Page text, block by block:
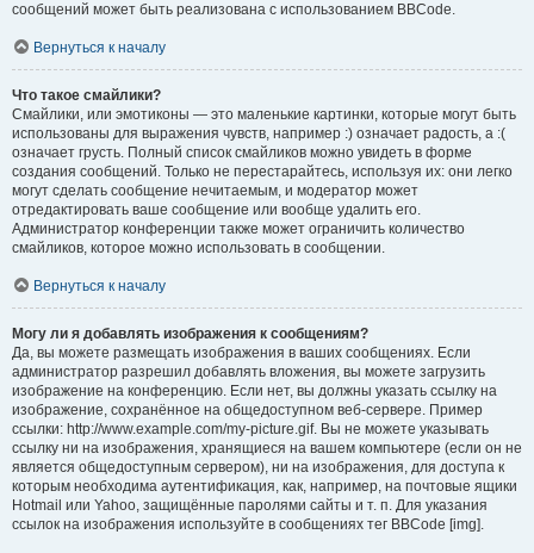
сообщений может быть реализована с использованием BBCode.
Вернуться к началу
Что такое смайлики?
Смайлики, или эмотиконы — это маленькие картинки, которые могут быть
использованы для выражения чувств, например :) означает радость, а :(
означает грусть. Полный список смайликов можно увидеть в форме
создания сообщений. Только не перестарайтесь, используя их: они легко
могут сделать сообщение нечитаемым, и модератор может
отредактировать ваше сообщение или вообще удалить его.
Администратор конференции также может ограничить количество
смайликов, которое можно использовать в сообщении.
Вернуться к началу
Могу ли я добавлять изображения к сообщениям?
Да, вы можете размещать изображения в ваших сообщениях. Если
администратор разрешил добавлять вложения, вы можете загрузить
изображение на конференцию. Если нет, вы должны указать ссылку на
изображение, сохранённое на общедоступном веб-сервере. Пример
ссылки: http://www.example.com/my-picture.gif. Вы не можете указывать
ссылку ни на изображения, хранящиеся на вашем компьютере (если он не
является общедоступным сервером), ни на изображения, для доступа к
которым необходима аутентификация, как, например, на почтовые ящики
Hotmail или Yahoo, защищённые паролями сайты и т. п. Для указания
ссылок на изображения используйте в сообщениях тег BBCode [img].